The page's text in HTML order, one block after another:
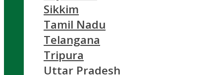
Sikkim
Tamil Nadu
Telangana
Tripura
Uttar Pradesh